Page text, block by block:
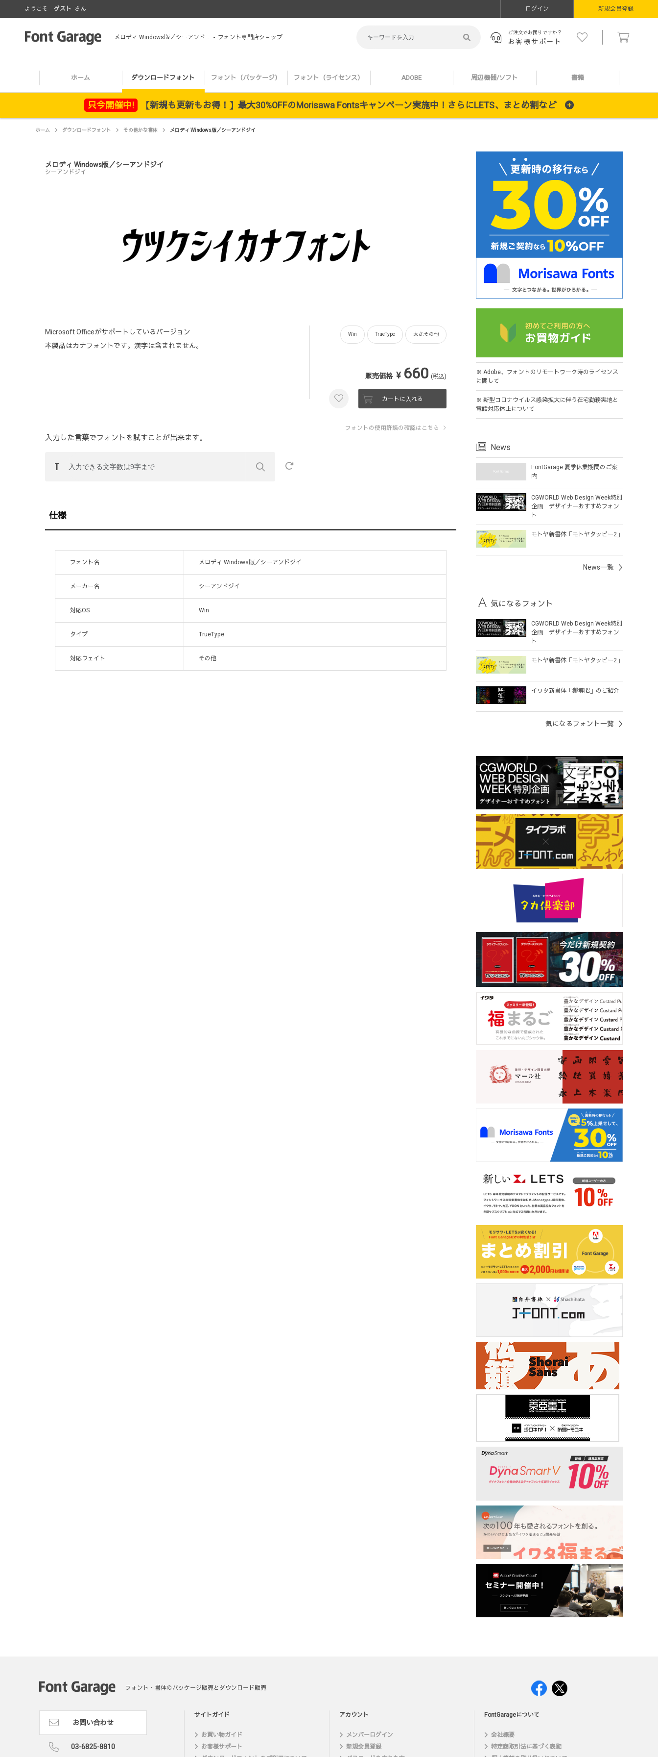
ようこそ ゲスト さん ログイン 新規会員登録
メロディ Windows版／シーアンドジイ - フォント専門店ショップ ご注文でお困りですか？
お客様サポート
ホーム ダウンロードフォント フォント（パッケージ） フォント（ライセンス） ADOBE 周辺機器/ソフト 書籍
只今開催中! 【新規も更新もお得！】最大30%OFFのMorisawa Fontsキャンペーン実施中！さらにLETS、まとめ割など
ホーム ダウンロードフォント その他かな書体 メロディ Windows版／シーアンドジイ
メロディ Windows版／シーアンドジイ
シーアンドジイ
Microsoft Officeがサポートしているバージョン
本製品はカナフォントです。漢字は含まれません。
入力した言葉でフォントを試すことが出来ます。
Win TrueType 太さ:その他
販売価格 ¥ 660 (税込)
カートに入れる
フォントの使用許諾の確認はこちら
仕様
フォント名 メロディ Windows版／シーアンドジイ
メーカー名 シーアンドジイ
対応OS Win
タイプ TrueType
対応ウェイト その他
※ Adobe、フォントのリモートワーク時のライセンス
に関して
※ 新型コロナウイルス感染拡大に伴う在宅勤務実地と
電話対応休止について
News
FontGarage 夏季休業期間のご案
内
CGWORLD Web Design Week特別
企画 デザイナーおすすめフォン
ト
モトヤ新書体「モトヤタッピー2」
News一覧
気になるフォント
CGWORLD Web Design Week特別
企画 デザイナーおすすめフォン
ト
モトヤ新書体「モトヤタッピー2」
イワタ新書体「鄭導昭」のご紹介
気になるフォント一覧
フォント・書体のパッケージ販売とダウンロード販売
お問い合わせ
03-6825-8810
サイトガイド
お買い物ガイド
お客様サポート
アカウント
メンバーログイン
新規会員登録
FontGarageについて
会社概要
特定商取引法に基づく表記